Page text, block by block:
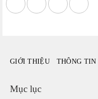
Anti
của
số
GIỚI THIỆU THÔNG TIN
Mục lục